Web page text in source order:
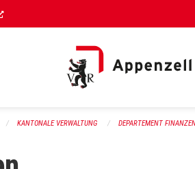
(External Link)
KANTONALE VERWALTUNG DEPARTEMENT